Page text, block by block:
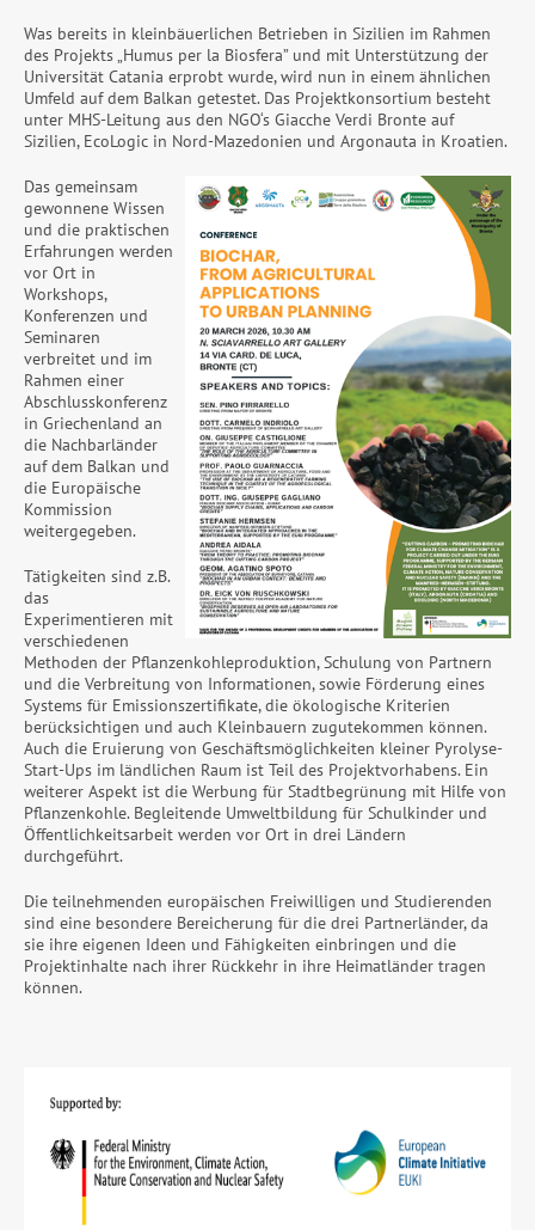
Was bereits in kleinbäuerlichen Betrieben in Sizilien im Rahmen
des Projekts „Humus per la Biosfera” und mit Unterstützung der
Universität Catania erprobt wurde, wird nun in einem ähnlichen
Umfeld auf dem Balkan getestet. Das Projektkonsortium besteht
unter MHS-Leitung aus den NGO‘s Giacche Verdi Bronte auf
Sizilien, EcoLogic in Nord-Mazedonien und Argonauta in Kroatien.
Das gemeinsam
gewonnene Wissen
und die praktischen
Erfahrungen werden
vor Ort in
Workshops,
Konferenzen und
Seminaren
verbreitet und im
Rahmen einer
Abschlusskonferenz
in Griechenland an
die Nachbarländer
auf dem Balkan und
die Europäische
Kommission
weitergegeben.
Tätigkeiten sind z.B.
das
Experimentieren mit
verschiedenen
Methoden der Pflanzenkohleproduktion, Schulung von Partnern
und die Verbreitung von Informationen, sowie Förderung eines
Systems für Emissionszertifikate, die ökologische Kriterien
berücksichtigen und auch Kleinbauern zugutekommen können.
Auch die Eruierung von Geschäftsmöglichkeiten kleiner Pyrolyse-
Start-Ups im ländlichen Raum ist Teil des Projektvorhabens. Ein
weiterer Aspekt ist die Werbung für Stadtbegrünung mit Hilfe von
Pflanzenkohle. Begleitende Umweltbildung für Schulkinder und
Öffentlichkeitsarbeit werden vor Ort in drei Ländern
durchgeführt.
Die teilnehmenden europäischen Freiwilligen und Studierenden
sind eine besondere Bereicherung für die drei Partnerländer, da
sie ihre eigenen Ideen und Fähigkeiten einbringen und die
Projektinhalte nach ihrer Rückkehr in ihre Heimatländer tragen
können.